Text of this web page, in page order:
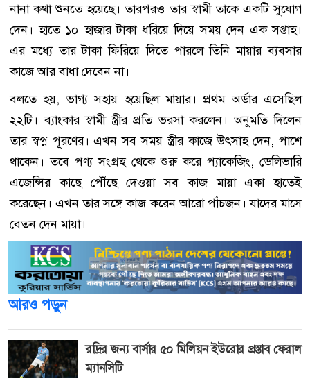
নানা কথা শুনতে হয়েছে। তারপরও তার স্বামী তাকে একটি সুযোগ
দেন। হাতে ১০ হাজার টাকা ধরিয়ে দিয়ে সময় দেন এক সপ্তাহ।
এর মধ্যে তার টাকা ফিরিয়ে দিতে পারলে তিনি মায়ার ব্যবসার
কাজে আর বাধা দেবেন না।
বলতে হয়, ভাগ্য সহায় হয়েছিল মায়ার। প্রথম অর্ডার এসেছিল
২২টি। ব্যাংকার স্বামী স্ত্রীর প্রতি ভরসা করলেন। অনুমতি দিলেন
তার স্বপ্ন পূরণের। এখন সব সময় স্ত্রীর কাজে উৎসাহ দেন, পাশে
থাকেন। তবে পণ্য সংগ্রহ থেকে শুরু করে প্যাকেজিং, ডেলিভারি
এজেন্সির কাছে পৌঁছে দেওয়া সব কাজ মায়া একা হাতেই
করেছেন। এখন তার সঙ্গে কাজ করেন আরো পাঁচজন। যাদের মাসে
বেতন দেন মায়া।
আরও পড়ুন
রদ্রির জন্য বার্সার ৫০ মিলিয়ন ইউরোর প্রস্তাব ফেরাল
ম্যানসিটি